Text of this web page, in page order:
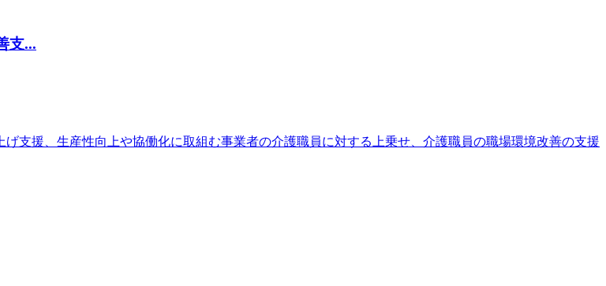
支...
支援、生産性向上や協働化に取組む事業者の介護職員に対する上乗せ、介護職員の職場環境改善の支援